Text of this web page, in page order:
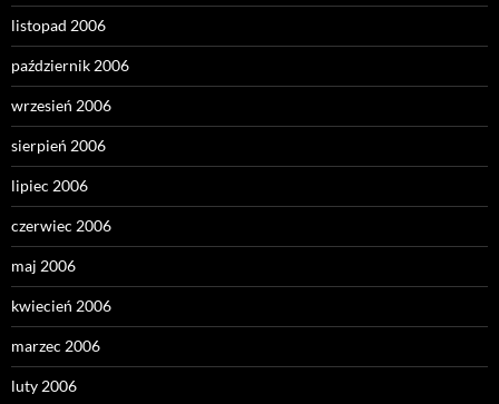
listopad 2006
październik 2006
wrzesień 2006
sierpień 2006
lipiec 2006
czerwiec 2006
maj 2006
kwiecień 2006
marzec 2006
luty 2006